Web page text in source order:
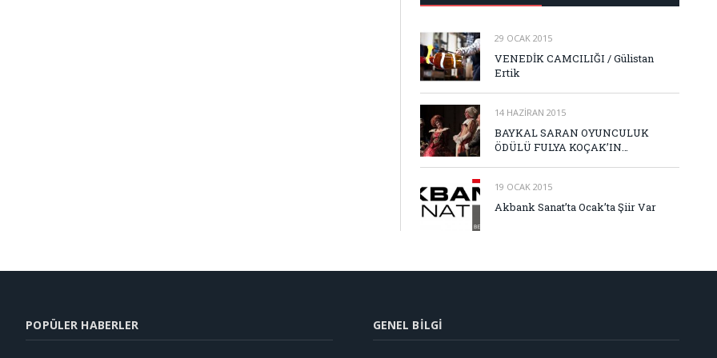
29 OCAK 2015
VENEDİK CAMCILIĞI / Gülistan
Ertik
14 HAZIRAN 2015
BAYKAL SARAN OYUNCULUK
ÖDÜLÜ FULYA KOÇAK’IN…
19 OCAK 2015
Akbank Sanat’ta Ocak’ta Şiir Var
POPÜLER HABERLER GENEL BILGI